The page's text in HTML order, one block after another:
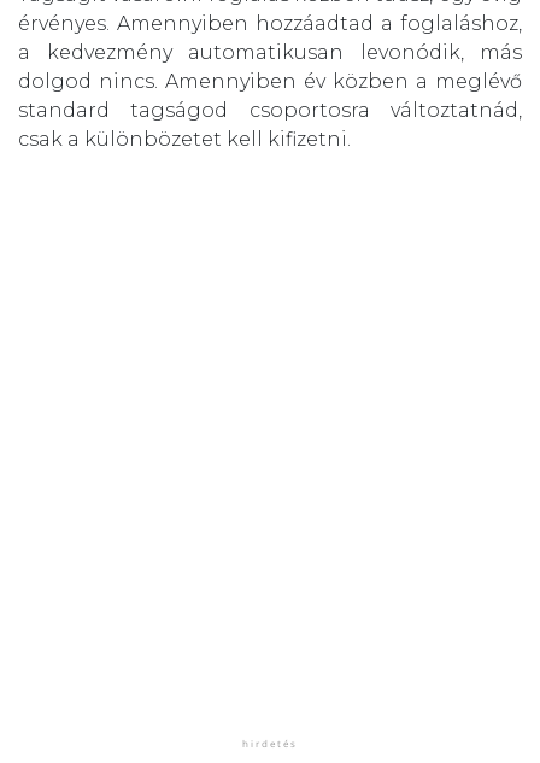
érvényes. Amennyiben hozzáadtad a foglaláshoz,
a kedvezmény automatikusan levonódik, más
dolgod nincs. Amennyiben év közben a meglévő
standard tagságod csoportosra változtatnád,
csak a különbözetet kell kifizetni.